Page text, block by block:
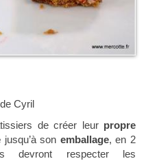
Cyril
de créer leur propre
jusqu’à son emballage, en 2
devront respecter les